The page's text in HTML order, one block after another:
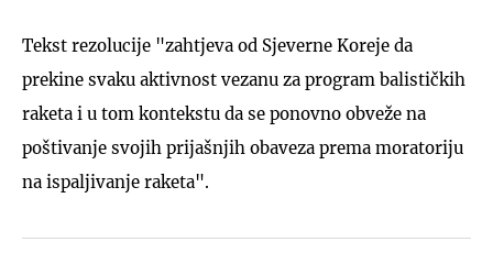
Tekst rezolucije "zahtjeva od Sjeverne Koreje da
prekine svaku aktivnost vezanu za program balističkih
raketa i u tom kontekstu da se ponovno obveže na
poštivanje svojih prijašnjih obaveza prema moratoriju
na ispaljivanje raketa".